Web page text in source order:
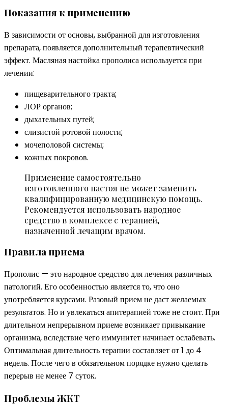
Показания к применению
В зависимости от основы, выбранной для изготовления
препарата, появляется дополнительный терапевтический
эффект. Масляная настойка прополиса используется при
лечении:
пищеварительного тракта;
ЛОР органов;
дыхательных путей;
слизистой ротовой полости;
мочеполовой системы;
кожных покровов.
Применение самостоятельно
изготовленного настоя не может заменить
квалифицированную медицинскую помощь.
Рекомендуется использовать народное
средство в комплексе с терапией,
назначенной лечащим врачом.
Правила приема
Прополис — это народное средство для лечения различных
патологий. Его особенностью является то, что оно
употребляется курсами. Разовый прием не даст желаемых
результатов. Но и увлекаться апитерапией тоже не стоит. При
длительном непрерывном приеме возникает привыкание
организма, вследствие чего иммунитет начинает ослабевать.
Оптимальная длительность терапии составляет от 1 до 4
недель. После чего в обязательном порядке нужно сделать
перерыв не менее 7 суток.
Проблемы ЖКТ